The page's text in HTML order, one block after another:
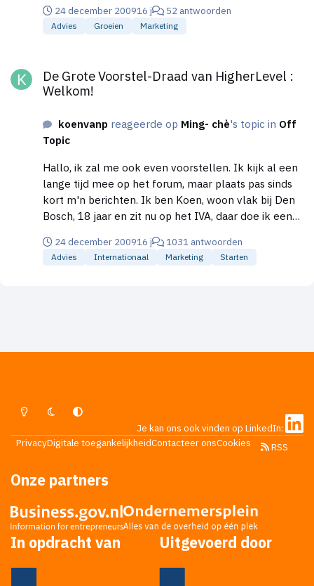
24 december 200916 j 52 antwoorden
Advies Groeien Marketing
De Grote Voorstel-Draad van HigherLevel :
Welkom!
koenvanp reageerde op Ming- chè's topic in Off
Topic
Hallo, ik zal me ook even voorstellen. Ik kijk al een
lange tijd mee op het forum, maar plaats pas sinds
kort m'n berichten. Ik ben Koen, woon vlak bij Den
Bosch, 18 jaar en zit nu op het IVA, daar doe ik een
mobiliteitsbranche. Op het moment ben ik bezig met
het maken van een ondernemingsplan voor een
24 december 200916 j 1031 antwoorden
Advies Internationaal Marketing Starten
Lichte ModusDonkere ModusSysteemvoorkeur
Je kan ons ook vinden op LinkedIn:
PrivacyDigitale toegankelijkheidContacteer onsCookies RSS
Onze partners
In opdracht van Uitgevoerd door